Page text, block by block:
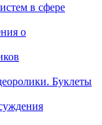
в сфере
о
Буклеты